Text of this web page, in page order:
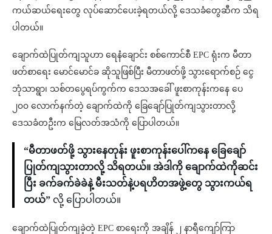
ကယ်ဆယ်ရေးတွေ လုပ်ဆောင်ပေးခဲ့ရတယ်လို့ ဒေသခံတွေဆီက သိရ
ပါတယ်။
ချောက်ထဲပြုတ်ကျသူဟာ ရေနံချောင်း စစ်ကောင်စီ EPC ရုံးက မီတာ
ဖတ်စာရေး မောင်မောင်ခ ဆိုသူဖြစ်ပြီး မီတာဖတ်ဖို့ သွားရောက်စဉ် ငွေ
ဘုံသာရွာ၊ သစ်တပွေရပ်ကွက်က ဒေသအခေါ် ဖူးစာကုန်းကနေ ပေ
၂၀၀ လောက်နက်တဲ့ ချောက်ထဲကို ခြေချော်ပြုတ်ကျသွားတာလို့
ဒေသခံတဦးက‌ မြေလတ်အသံကို ပြောပါတယ်။
“မီတာဖတ်ဖို့ သွားနေတုန်း ဖူးစာကုန်းပေါ်ကနေ ခြေချော်
ပြုတ်ကျသွားတာလို့ သိရတယ်။ အဲဒါကို ချောက်ထဲကိုဆင်း
ပြီး ခက်ခက်ခဲခဲနဲ့ မီးသတ်နဲ့ပရဟိတအဖွဲ့တွေ သွားကယ်ရ
တယ်” လို့ ပြောပါတယ်။
ချောက်ထဲပြုတ်ကျခဲ့တဲ့ EPC စာရေးကို အချိန် ၂ နာရီကျော်ကြာ